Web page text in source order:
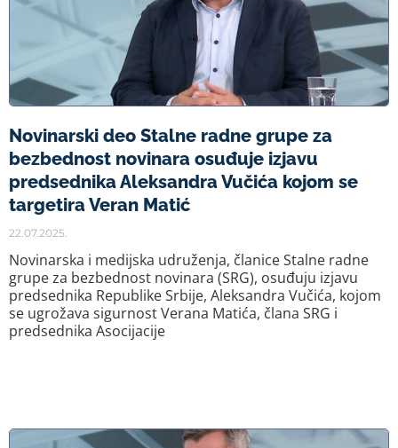
Novinarski deo Stalne radne grupe za
bezbednost novinara osuđuje izjavu
predsednika Aleksandra Vučića kojom se
targetira Veran Matić
22.07.2025.
Novinarska i medijska udruženja, članice Stalne radne
grupe za bezbednost novinara (SRG), osuđuju izjavu
predsednika Republike Srbije, Aleksandra Vučića, kojom
se ugrožava sigurnost Verana Matića, člana SRG i
predsednika Asocijacije